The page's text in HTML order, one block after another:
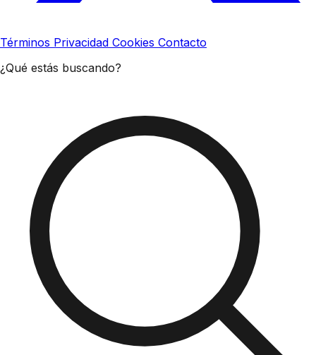
Términos Privacidad Cookies Contacto
¿Qué estás buscando?